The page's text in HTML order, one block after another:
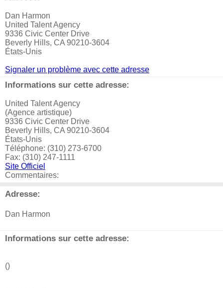
Dan Harmon
United Talent Agency
9336 Civic Center Drive
Beverly Hills, CA 90210-3604
États-Unis
Signaler un problème avec cette adresse
Informations sur cette adresse:
United Talent Agency
(Agence artistique)
9336 Civic Center Drive
Beverly Hills, CA 90210-3604
États-Unis
Téléphone: (310) 273-6700
Fax: (310) 247-1111
Site Officiel
Commentaires:
Adresse:
Dan Harmon
Informations sur cette adresse:
()